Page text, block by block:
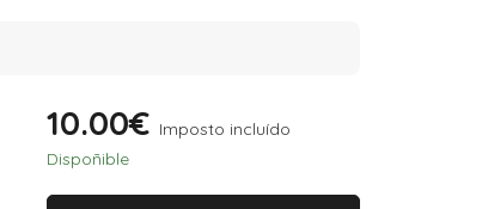
10.00€ Imposto incluído
Dispoñible